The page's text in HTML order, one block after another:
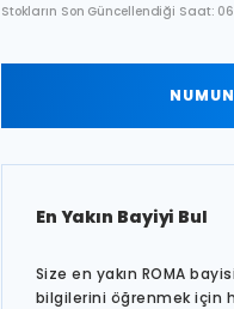
Stokların Son Güncellendiği Saat:
En Yakın Bayiyi Bul
Size en yakın ROMA
bilgilerini öğrenmek için